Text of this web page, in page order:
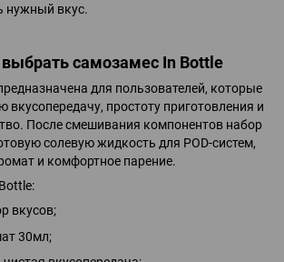
нужный вкус.
самозамес In Bottle
для пользователей, которые
простоту приготовления и
После смешивания компонентов набор
солевую жидкость для POD-систем,
и комфортное парение.
вкусов;
30мл;